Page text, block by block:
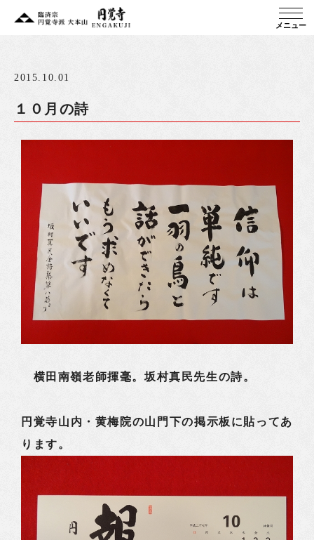
メニュー
2015.10.01
１０月の詩
横田南嶺老師揮毫。坂村真民先生の詩。
円覚寺山内・黄梅院の山門下の掲示板に貼ってあ
ります。